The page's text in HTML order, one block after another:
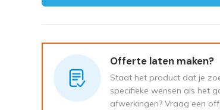
Offerte laten maken?
Staat het product dat je
specifieke wensen als het
afwerkingen? Vraag een